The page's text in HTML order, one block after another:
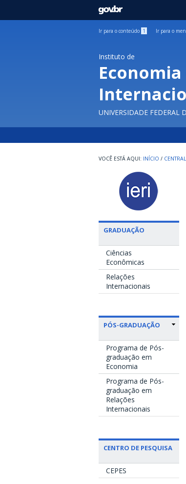
GOVBR
Ir para o conteúdo 1 Ir para o
Instituto de
UNIVERSIDADE FEDERAL
INÍCIO /
GRADUAÇÃO
Ciências
Econômicas
Relações
Internacionais
PÓS-GRADUAÇÃO
Programa de Pós-
graduação em
Economia
Programa de Pós-
graduação em
Relações
Internacionais
CENTRO DE PESQUISA
CEPES